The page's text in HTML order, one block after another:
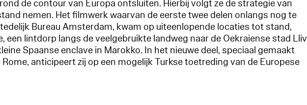
de contour van Europa ontsluiten. Hierbij volgt ze de strategie van
nemen. Het filmwerk waarvan de eerste twee delen onlangs nog te
Bureau Amsterdam, kwam op uiteenlopende locaties tot stand,
een lintdorp langs de veelgebruikte landweg naar de Oekraiense stad Lliv
Spaanse enclave in Marokko. In het nieuwe deel, speciaal gemaakt
anticipeert zij op een mogelijk Turkse toetreding van de Europese